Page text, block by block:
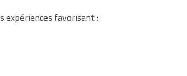
expériences favorisant :